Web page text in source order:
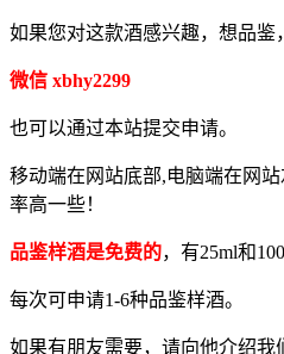
如果您对这款酒感兴趣，想品鉴
微信 xbhy2299
也可以通过本站提交申请。
移动端在网站底部,电脑端在网
率高一些！
品鉴样酒是免费的，有25ml和
每次可申请1-6种品鉴样酒。
如果有朋友需要，请向他介绍我